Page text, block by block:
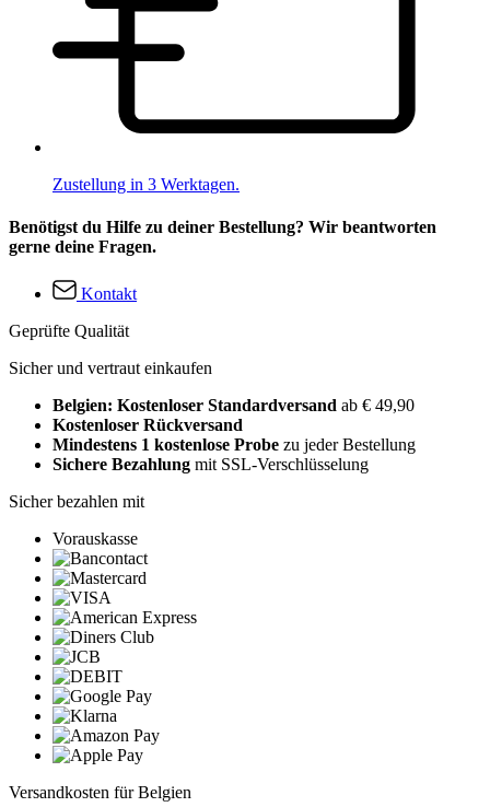
Zustellung in 3 Werktagen.
Benötigst du Hilfe zu deiner Bestellung? Wir beantworten
gerne deine Fragen.
Kontakt
Geprüfte Qualität
Sicher und vertraut einkaufen
Belgien: Kostenloser Standardversand ab € 49,90
Kostenloser Rückversand
Mindestens 1 kostenlose Probe zu jeder Bestellung
Sichere Bezahlung mit SSL-Verschlüsselung
Sicher bezahlen mit
Vorauskasse
Versandkosten für Belgien